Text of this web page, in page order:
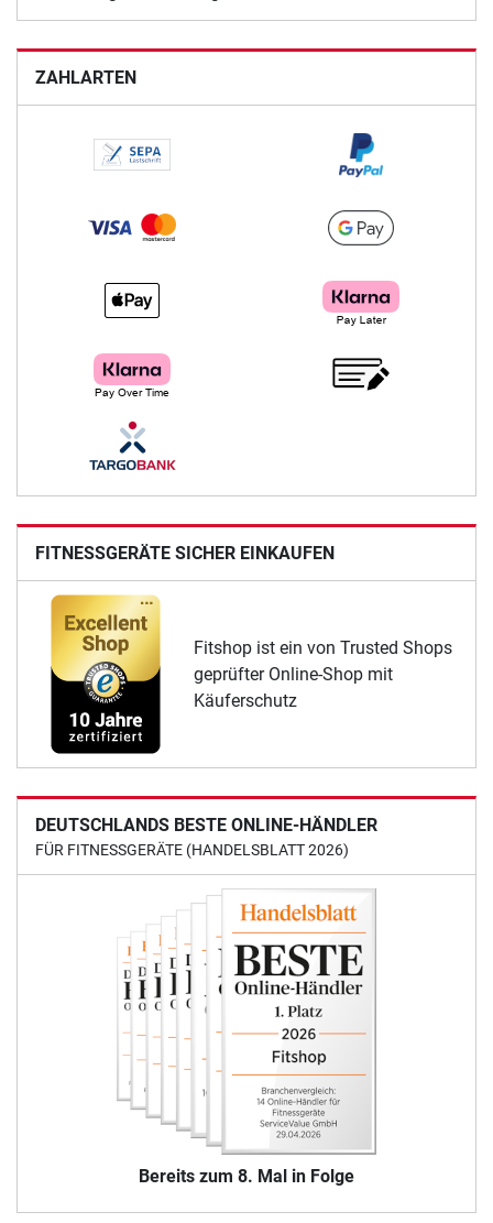
ZAHLARTEN
FITNESSGERÄTE SICHER EINKAUFEN
Fitshop ist ein von Trusted Shops
geprüfter Online-Shop mit
Käuferschutz
DEUTSCHLANDS BESTE ONLINE-HÄNDLER
FÜR FITNESSGERÄTE (HANDELSBLATT 2026)
Bereits zum 8. Mal in Folge